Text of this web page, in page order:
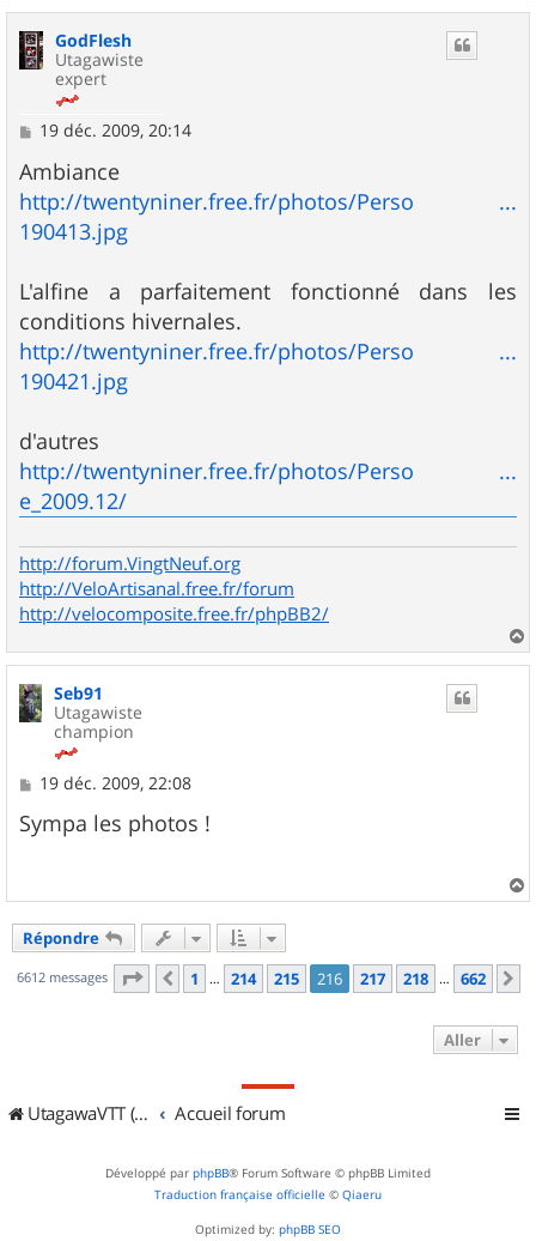
GodFlesh
Utagawiste
expert
M
s
s
a
g
e
19 déc. 2009, 20:14
Ambiance
http://twentyniner.free.fr/photos/Perso ...
190413.jpg
L'alfine a parfaitement fonctionné dans les
conditions hivernales.
http://twentyniner.free.fr/photos/Perso ...
190421.jpg
d'autres
http://twentyniner.free.fr/photos/Perso ...
e_2009.12/
http://forum.VingtNeuf.org
http://VeloArtisanal.free.fr/forum
http://velocomposite.free.fr/phpBB2/
a
Seb91
Utagawiste
champion
M
s
s
e
19 déc. 2009, 22:08
Sympa les photos !
a
Répondre
6612 messages Page 216 sur662
Précédent
1 … 214 215 216 217 218 … 662
Aller
UtagawaVTT (Randos VTT et VTTAE avec traces GPS) Accueil forum
Développé par phpBB® Forum Software © phpBB Limited
Traduction française officielle © Qiaeru
Optimized by: phpBB SEO